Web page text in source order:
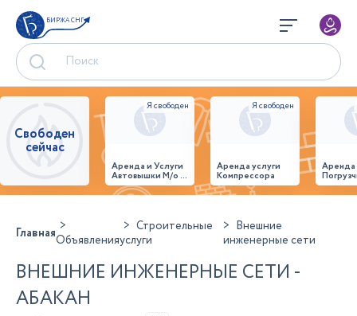
БИРЖА СНГ
Свободен
сейчас
Аренда и Услуги
Автовышки М/о г.
Домодедово
26,28,32 место
Аренда услуги
Компрессора
ГлавнаяОбъявления
Строительные
услуги
Внешние
инженерные сети
ВНЕШНИЕ ИНЖЕНЕРНЫЕ СЕТИ -
АБАКАН